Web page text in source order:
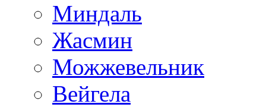
Миндаль
Жасмин
Можжевельник
Вейгела